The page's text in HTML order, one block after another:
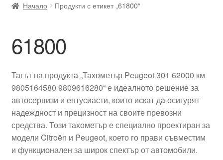
Доставка по целия свят
Жалби
Количка
Контакт
Моята сметка
Начало Продукти с етикет „61800“
61800
Тагът на продукта „Тахометър Peugeot 301 62000 км
9805164580 9809616280“ е идеалното решение за
автосервизи и ентусиасти, които искат да осигурят
надеждност и прецизност на своите превозни
средства. Този тахометър е специално проектиран за
модели Citroën и Peugeot, което го прави съвместим
и функционален за широк спектър от автомобили.